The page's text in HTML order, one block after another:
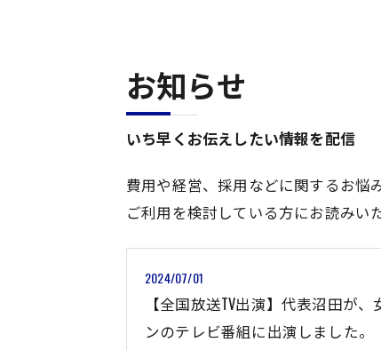
いち早くお伝えしたい情報を配信
お知らせ
費用や経営、採用などに関するお悩
ご利用を検討している方にお読みい
2024/07/01
【全国放送TV出演】代表沼田が
ンのテレビ番組に出演しました。